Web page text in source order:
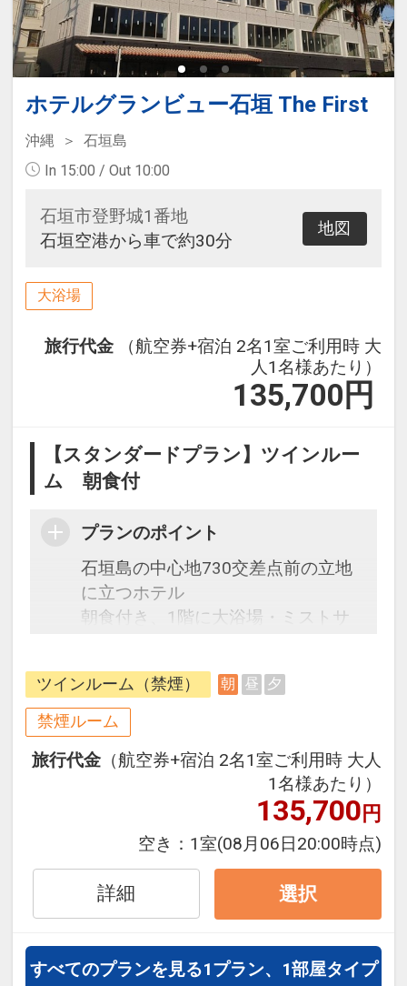
ホテルグランビュー石垣 The First
沖縄
石垣島
In 15:00 / Out 10:00
石垣市登野城1番地
石垣空港から車で約30分
地図
大浴場
旅行代金
（航空券+宿泊 2名1室ご利用時 大
人1名様あたり）
135,700 円
【スタンダードプラン】ツインルー
ム 朝食付
プランのポイント
石垣島の中心地730交差点前の立地
に立つホテル
朝食付き、1階に大浴場・ミストサ
朝5：30～入浴可能
ツインルーム（禁煙） 朝 昼 夕
禁煙ルーム
旅行代金 （航空券+宿泊 2名1室ご利用時 大人
1名様あたり）
135,700円
空き： 1室(08月06日20:00時点)
詳細 選択
すべてのプランを見る1プラン、1部屋タイプ